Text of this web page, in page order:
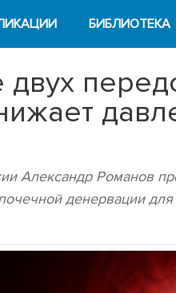
БИБЛИОТЕКА
двух
Александр Романов
денервации